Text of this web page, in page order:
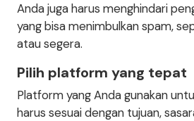
Anda juga harus menghindari
yang bisa menimbulkan spam,
atau segera.
Pilih platform yang tepat
Platform yang Anda gunakan
harus sesuai dengan tujuan,